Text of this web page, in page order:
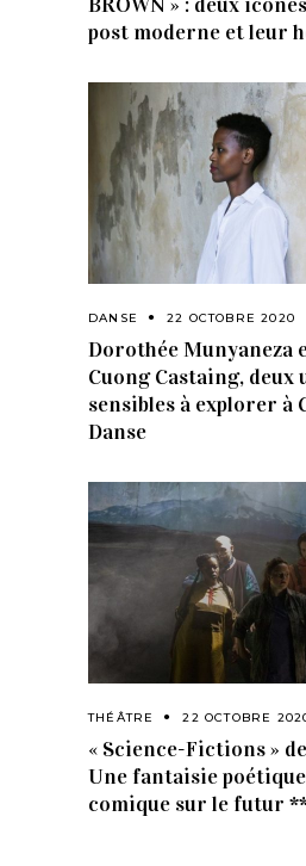
post moderne et leur
DANSE 22 OCTOBRE 2020
Dorothée Munyaneza
Cuong Castaing, deux
sensibles à explorer à
Danse
THÉÂTRE 22 OCTOBRE
« Science-Fictions »
Une fantaisie
comique sur le futur